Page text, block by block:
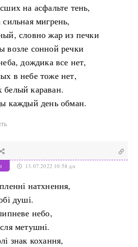
на асфальте тень,
мигрень,
словно жар из печки
возле сонной речки
дождика все нет,
в небе тоже нет,
караван.
каждый день обман.
13.07.2022 10:58 дп
натхнення,
душі.
небо,
метушні.
знак кохання,